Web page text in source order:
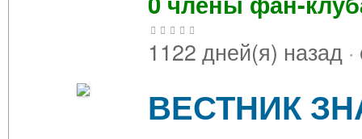
1122 дней(я) назад ·
ВЕСТНИК